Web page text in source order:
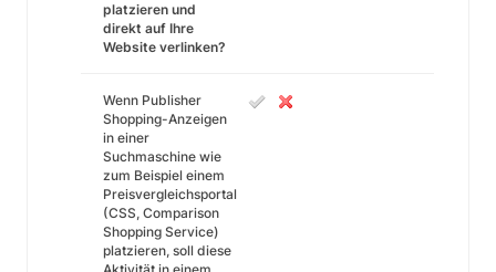
platzieren und
direkt auf Ihre
Website verlinken?
Wenn Publisher
Shopping-Anzeigen
in einer
Suchmaschine wie
zum Beispiel einem
Preisvergleichsportal
(CSS, Comparison
Shopping Service)
platzieren, soll diese